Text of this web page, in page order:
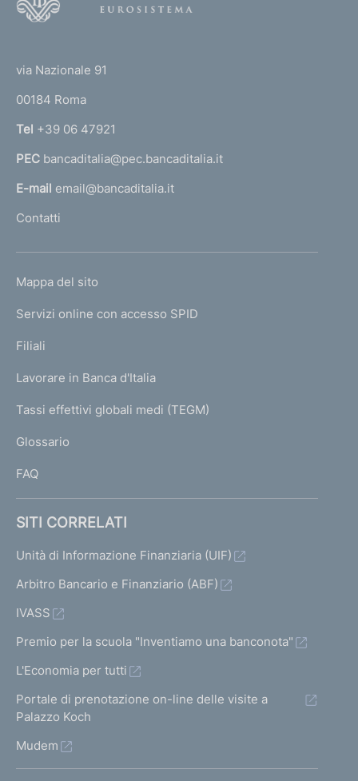
r
n
a
l
'
m
e
a
g
via Nazionale 91
00184 Roma
Tel +39 06 47921
PEC bancaditalia@pec.bancaditalia.it
E-mail email@bancaditalia.it
Contatti
L
N
K
T
I
I
Mappa del sito
Servizi online con accesso SPID
Filiali
Lavorare in Banca d'Italia
Tassi effettivi globali medi (TEGM)
Glossario
FAQ
SITI CORRELATI
Unità di Informazione Finanziaria (UIF)
Arbitro Bancario e Finanziario (ABF)
IVASS
Premio per la scuola "Inventiamo una banconota"
L'Economia per tutti
Portale di prenotazione on-line delle visite a
Palazzo Koch
Mudem